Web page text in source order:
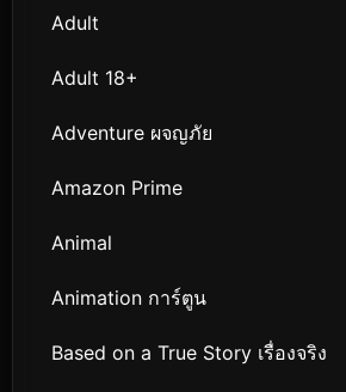
Adult
Adult 18+
Adventure ผจญภัย
Amazon Prime
Animal
Animation การ์ตูน
Based on a True Story เรื่องจริง